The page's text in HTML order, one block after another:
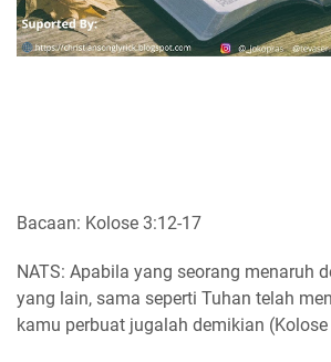
Bacaan: Kolose 3:12-17
NATS: Apabila yang seorang menaruh
yang lain, sama seperti Tuhan telah
kamu perbuat jugalah demikian